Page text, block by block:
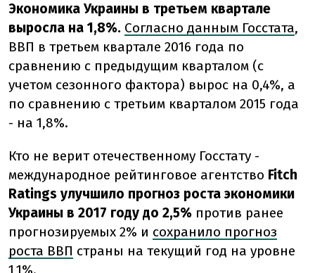
Экономика Украины в третьем квартале
выросла на 1,8%. Согласно данным Госстата,
ВВП в третьем квартале 2016 года по
сравнению с предыдущим кварталом (с
учетом сезонного фактора) вырос на 0,4%, а
по сравнению с третьим кварталом 2015 года
- на 1,8%.
Кто не верит отечественному Госстату -
международное рейтинговое агентство Fitch
Ratings улучшило прогноз роста экономики
Украины в 2017 году до 2,5% против ранее
прогнозируемых 2% и сохранило прогноз
роста ВВП страны на текущий год на уровне